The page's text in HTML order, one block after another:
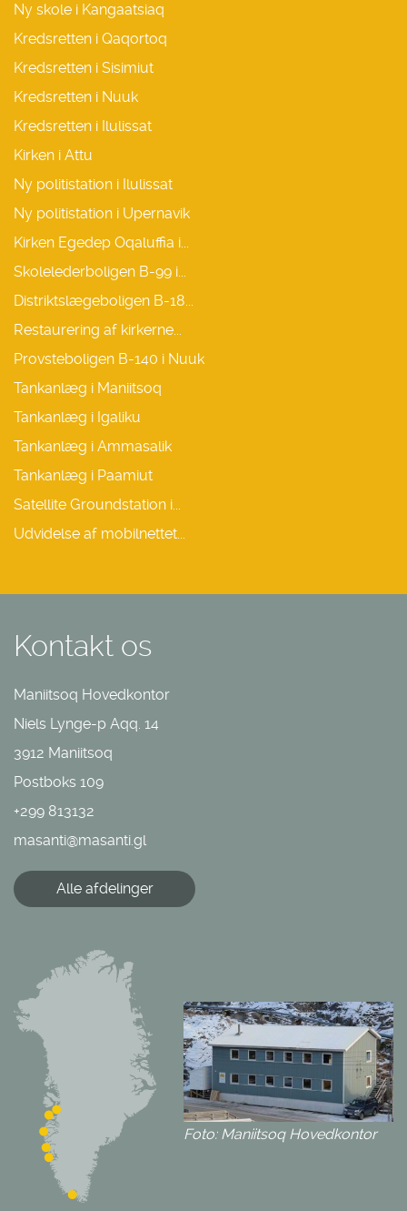
Ny skole i Kangaatsiaq
Kredsretten i Qaqortoq
Kredsretten i Sisimiut
Kredsretten i Nuuk
Kredsretten i Ilulissat
Kirken i Attu
Ny politistation i Ilulissat
Ny politistation i Upernavik
Kirken Egedep Oqaluffia i...
Skolelederboligen B-99 i...
Distriktslægeboligen B-18...
Restaurering af kirkerne...
Provsteboligen B-140 i Nuuk
Tankanlæg i Maniitsoq
Tankanlæg i Igaliku
Tankanlæg i Ammasalik
Tankanlæg i Paamiut
Satellite Groundstation i...
Udvidelse af mobilnettet...
Kontakt os
Maniitsoq Hovedkontor
Niels Lynge-p Aqq. 14
3912 Maniitsoq
Postboks 109
+299 813132
masanti@masanti.gl
Alle afdelinger
Foto: Maniitsoq Hovedkontor